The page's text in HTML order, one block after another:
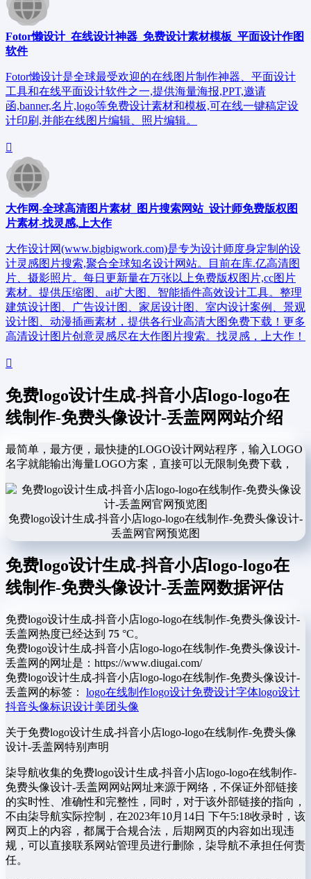
Fotor懒设计_在线设计神器_免费设计素材模板_平面设计作图
软件
Fotor懒设计是全球最受欢迎的在线图片制作神器、平面设计
工具和在线平面设计软件之一,提供海量海报,PPT,邀请
函,banner,名片,logo等免费设计素材和模板,可在线一键稿定设
计印刷,并能在线图片编辑、照片编辑。
大作网-全球高清图片素材_图片搜索网站_设计师免费版权图
片素材-找灵感,上大作
大作设计网(www.bigbigwork.com)是专为设计师度身定制的设
计灵感图片搜索,聚合全球知名设计网站。目前在库.亿高清图
片、摄影照片。每日更新量在万张以上免费版权图片,cc图片
素材。提供压缩图、ai扩大图、智能插件高效设计工具。整理
建筑设计图、广告设计图、家居设计图、室内设计案例、景观
设计图、动漫插画素材，提供各行业高清大图免费下载！更多
高清设计图片创意灵感尽在大作图片搜索。找灵感，上大作！
免费logo设计生成-抖音小店logo-logo在
线制作-免费头像设计-丢盖网网站介绍
最简单，最方便，最快捷的LOGO设计网站程序，输入LOGO
名字就能输出海量LOGO方案，直接可以无限制免费下载，
免费logo设计生成-抖音小店logo-logo在线制作-免费头像设计-
丢盖网官网预览图
免费logo设计生成-抖音小店logo-logo在
线制作-免费头像设计-丢盖网数据评估
免费logo设计生成-抖音小店logo-logo在线制作-免费头像设计-
丢盖网热度已经达到 75 °C。
免费logo设计生成-抖音小店logo-logo在线制作-免费头像设计-
丢盖网的网址是：https://www.diugai.com/
免费logo设计生成-抖音小店logo-logo在线制作-免费头像设计-
丢盖网的标签： logo在线制作logo设计免费设计字体logo设计
抖音头像标识设计美团头像
关于免费logo设计生成-抖音小店logo-logo在线制作-免费头像
设计-丢盖网特别声明
柒导航收集的免费logo设计生成-抖音小店logo-logo在线制作-
免费头像设计-丢盖网网站网址来源于网络，不保证外部链接
的实时性、准确性和完整性，同时，对于该外部链接的指向，
不由柒导航实际控制，在2023年10月14日 下午5:18收录时，该
网页上的内容，都属于合规合法，后期网页的内容如出现违
规，可以直接联系网站管理员进行删除，柒导航不承担任何责
任。